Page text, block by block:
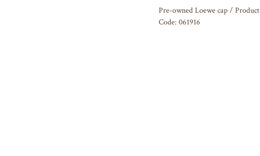
Pre-owned Loewe cap / Product
Code: 061916